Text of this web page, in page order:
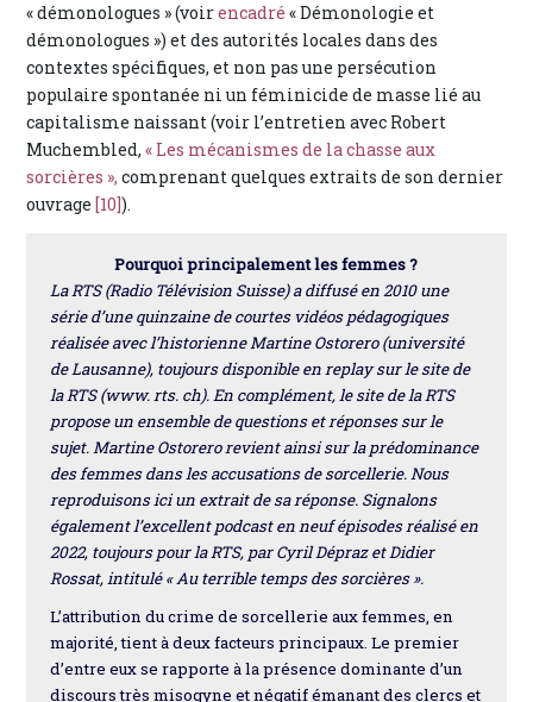
« démonologues » (voirencadré « Démonologie et
démonologues ») et des autorités locales dans des
contextes spécifiques, et non pas une persécution
populaire spontanée ni un féminicide de masse lié au
capitalisme naissant (voir l’entretien avec Robert
Muchembled,« Les mécanismes de la chasse aux
sorcières », comprenant quelques extraits de son dernier
ouvrage[10]).
Pourquoi principalement les femmes ?
La RTS (Radio Télévision Suisse) a diffusé en 2010 une
série d’une quinzaine de courtes vidéos pédagogiques
réalisée avec l’historienne Martine Ostorero (université
de Lausanne), toujours disponible en replay sur le site de
la RTS (www. rts. ch). En complément, le site de la RTS
propose un ensemble de questions et réponses sur le
sujet. Martine Ostorero revient ainsi sur la prédominance
des femmes dans les accusations de sorcellerie. Nous
reproduisons ici un extrait de sa réponse. Signalons
également l’excellent podcast en neuf épisodes réalisé en
2022, toujours pour la RTS, par Cyril Dépraz et Didier
Rossat, intitulé « Au terrible temps des sorcières ».
L’attribution du crime de sorcellerie aux femmes, en
majorité, tient à deux facteurs principaux. Le premier
d’entre eux se rapporte à la présence dominante d’un
discours très misogyne et négatif émanant des clercs et